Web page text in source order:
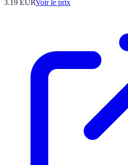
3.19 EURVoir le prix